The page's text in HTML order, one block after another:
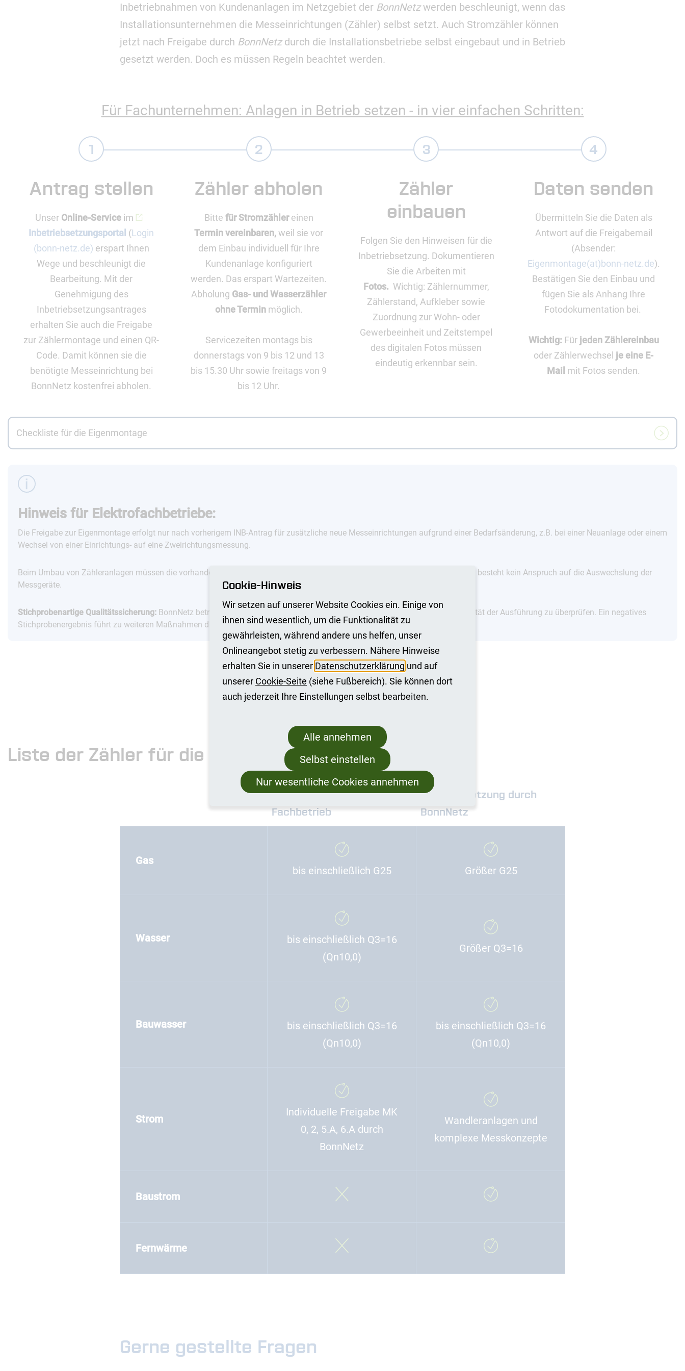
Inbetriebnahmen von Kundenanlagen im Netzgebiet der BonnNetzwerden beschleunigt, wenn das
Installationsunternehmen die Messeinrichtungen (Zähler) selbst setzt. Auch Stromzähler können
jetzt nach Freigabe durch BonnNetzdurch die Installationsbetriebe selbst eingebaut und in Betrieb
gesetzt werden. Doch es müssen Regeln beachtet werden.
Für Fachunternehmen: Anlagen in Betrieb setzen - in vier einfachen Schritten:
Antrag stellen
Unser Online-Serviceim
Inbetriebsetzungsportal (Login
(bonn-netz.de) erspart Ihnen
Wege und beschleunigt die
Bearbeitung. Mit der
Genehmigung des
Inbetriebsetzungsantrages
erhalten Sie auch die Freigabe
zur Zählermontage und einen QR-
Code. Damit können sie die
benötigte Messeinrichtung bei
BonnNetz kostenfrei abholen.
Zähler abholen
Bitte für Stromzählereinen
Termin vereinbaren,weil sie vor
dem Einbau individuell für Ihre
Kundenanlage konfiguriert
werden. Das erspart Wartezeiten.
Abholung Gas- und Wasserzähler
ohne Termin möglich.
Servicezeiten montags bis
donnerstags von 9 bis 12 und 13
bis 15.30 Uhr sowie freitags von 9
bis 12 Uhr.
Zähler
einbauen
Folgen Sie den Hinweisen für die
Inbetriebsetzung. Dokumentieren
Sie die Arbeiten mit
Fotos. Wichtig: Zählernummer,
Zählerstand, Aufkleber sowie
Zuordnung zur Wohn- oder
Gewerbeeinheit und Zeitstempel
des digitalen Fotos müssen
eindeutig erkennbar sein.
Daten senden
Übermitteln Sie die Daten als
Antwort auf die Freigabemail
(Absender:
Eigenmontage(at)bonn-netz.de).
Bestätigen Sie den Einbau und
fügen Sie als Anhang Ihre
Fotodokumentation bei.
Wichtig: Für jeden Zählereinbau
oder Zählerwechsel je eine E-
Mail
mit Fotos senden.
Checkliste für die Eigenmontage
Hinweis für Elektrofachbetriebe:
Die Freigabe zur Eigenmontage erfolgt nur nach vorherigem INB-Antrag für zusätzliche neue Messeinrichtungen aufgrund einer Bedarfsänderung, z.B. bei einer Neuanlage oder einem
Wechsel von einer Einrichtungs- auf eine Zweirichtungsmessung.
Beim Umbau von Zähleranlagen müssen die vorhandenen Messgeräte in die neue Anlage übernommen werden. In diesen Fällen besteht kein Anspruch auf die Auswechslung der
Messgeräte.
Stichprobenartige Qualitätssicherung: BonnNetz betreibt eine Qualitätssicherung und behält sich vor, stichprobenartig die Qualität der Ausführung zu überprüfen. Ein negatives
Stichprobenergebnis führt zu weiteren Maßnahmen durch den Netzbetreiber.
Liste der Zähler für die Eigenmontage
Inbetriebsetzung durch
Fachbetrieb
Inbetriebsetzung durch
BonnNetz
Gas
bis einschließlich G25
Größer G25
Wasser
bis einschließlich Q3=16
(Qn10,0)
Größer Q3=16
Bauwasser
bis einschließlich Q3=16
(Qn10,0)
bis einschließlich Q3=16
(Qn10,0)
Strom
Individuelle Freigabe MK
0, 2, 5.A, 6.A durch
BonnNetz
Wandleranlagen und
komplexe Messkonzepte
Baustrom
Fernwärme
Gerne gestellte Fragen
Cookie-Hinweis
Wir setzen auf unserer Website Cookies ein. Einige von
ihnen sind wesentlich, um die Funktionalität zu
gewährleisten, während andere uns helfen, unser
Onlineangebot stetig zu verbessern. Nähere Hinweise
erhalten Sie in unserer Datenschutzerklärung und auf
unserer Cookie-Seite (siehe Fußbereich). Sie können dort
auch jederzeit Ihre Einstellungen selbst bearbeiten.
Alle annehmen
Selbst einstellen
Nur wesentliche Cookies annehmen